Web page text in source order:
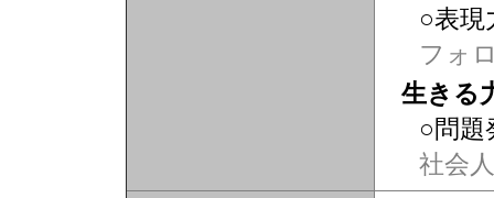
○表現
フォ
生きる
○問題
社会